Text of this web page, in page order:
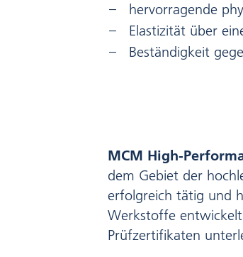
hervorragende
Elastizität über
Beständigkeit
MCM High-
dem Gebiet der
erfolgreich tätig und
Werkstoffe
Prüfzertifikaten